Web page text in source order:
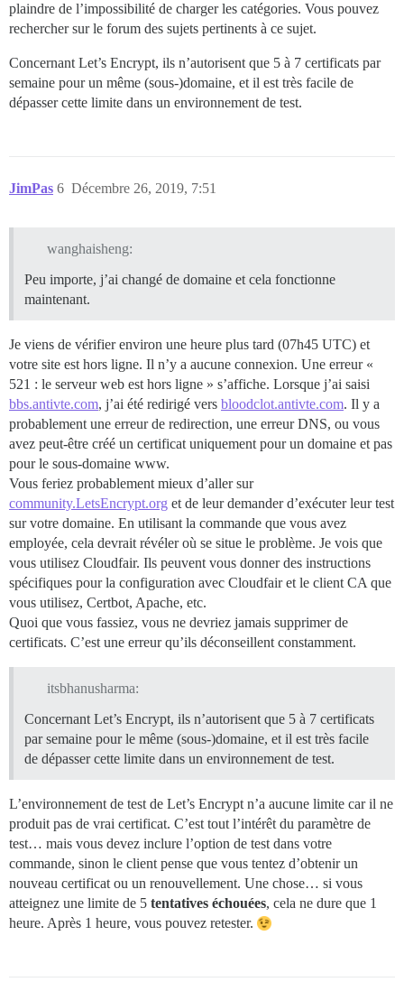
plaindre de l’impossibilité de charger les catégories. Vous pouvez
rechercher sur le forum des sujets pertinents à ce sujet.
Concernant Let’s Encrypt, ils n’autorisent que 5 à 7 certificats par
semaine pour un même (sous-)domaine, et il est très facile de
dépasser cette limite dans un environnement de test.
JimPas Décembre 26, 2019, 7:51
6
wanghaisheng:
Peu importe, j’ai changé de domaine et cela fonctionne
maintenant.
Je viens de vérifier environ une heure plus tard (07h45 UTC) et
votre site est hors ligne. Il n’y a aucune connexion. Une erreur «
521 : le serveur web est hors ligne » s’affiche. Lorsque j’ai saisi
bbs.antivte.com, j’ai été redirigé vers bloodclot.antivte.com. Il y a
probablement une erreur de redirection, une erreur DNS, ou vous
avez peut-être créé un certificat uniquement pour un domaine et pas
pour le sous-domaine www.
Vous feriez probablement mieux d’aller sur
community.LetsEncrypt.org et de leur demander d’exécuter leur test
sur votre domaine. En utilisant la commande que vous avez
employée, cela devrait révéler où se situe le problème. Je vois que
vous utilisez Cloudfair. Ils peuvent vous donner des instructions
spécifiques pour la configuration avec Cloudfair et le client CA que
vous utilisez, Certbot, Apache, etc.
Quoi que vous fassiez, vous ne devriez jamais supprimer de
certificats. C’est une erreur qu’ils déconseillent constamment.
itsbhanusharma:
Concernant Let’s Encrypt, ils n’autorisent que 5 à 7 certificats
par semaine pour le même (sous-)domaine, et il est très facile
de dépasser cette limite dans un environnement de test.
L’environnement de test de Let’s Encrypt n’a aucune limite car il ne
produit pas de vrai certificat. C’est tout l’intérêt du paramètre de
test… mais vous devez inclure l’option de test dans votre
commande, sinon le client pense que vous tentez d’obtenir un
nouveau certificat ou un renouvellement. Une chose… si vous
atteignez une limite de 5 tentatives échouées, cela ne dure que 1
heure. Après 1 heure, vous pouvez retester.